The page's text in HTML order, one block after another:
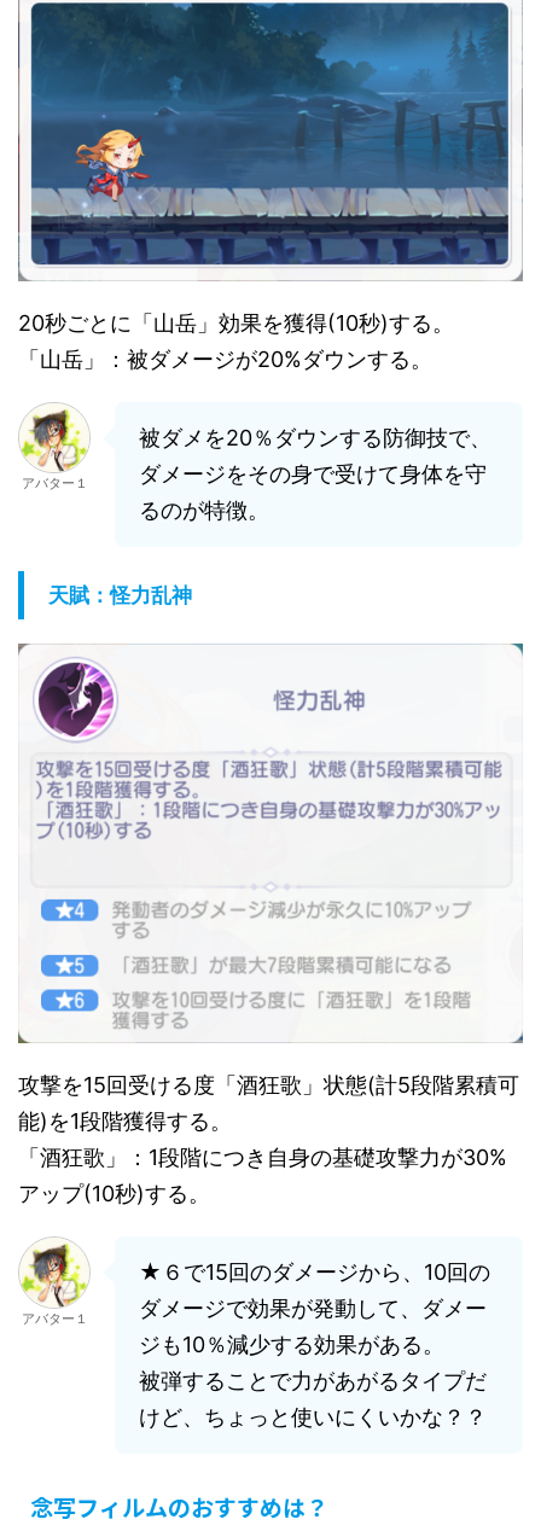
20秒ごとに「山岳」効果を獲得(10秒)する。
「山岳」：被ダメージが20%ダウンする。
アバター１
被ダメを20％ダウンする防御技で、
ダメージをその身で受けて身体を守
るのが特徴。
天賦：怪力乱神
攻撃を15回受ける度「酒狂歌」状態(計5段階累積可
能)を1段階獲得する。
「酒狂歌」：1段階につき自身の基礎攻撃力が30%
アップ(10秒)する。
アバター１
★６で15回のダメージから、10回の
ダメージで効果が発動して、ダメー
ジも10％減少する効果がある。
被弾することで力があがるタイプだ
けど、ちょっと使いにくいかな？？
念写フィルムのおすすめは？